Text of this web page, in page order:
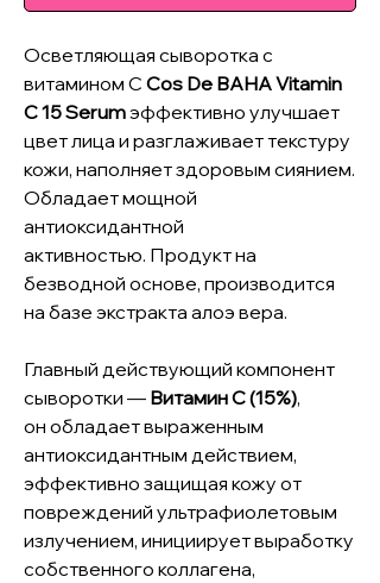
Осветляющая сыворотка с
витамином С Cos De BAHA Vitamin
C 15 Serumэффективно улучшает
цвет лица и разглаживает текстуру
кожи, наполняет здоровым сиянием.
Обладает мощной
антиоксидантной
активностью. Продукт на
безводной основе, производится
на базе экстракта алоэ вера.
Главный действующий компонент
сыворотки — Витамин С (15%),
он обладает выраженным
антиоксидантным действием,
эффективно защищая кожу от
повреждений ультрафиолетовым
излучением, инициирует выработку
собственного коллагена,